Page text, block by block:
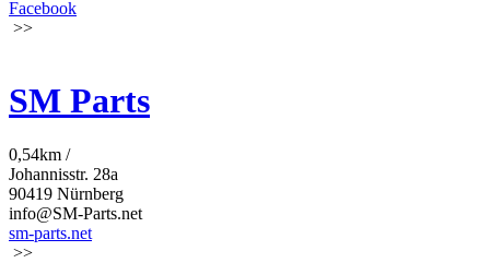
Facebook
>>
SM Parts
0,54km /
Johannisstr. 28a
90419 Nürnberg
info@SM-Parts.net
sm-parts.net
>>